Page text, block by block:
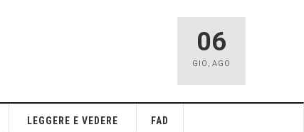
06
GIO , AGO
LEGGERE E VEDERE FAD